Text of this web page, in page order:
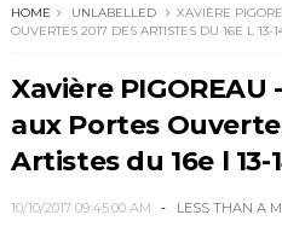
HOME UNLABELLED
XAVIÈRE
OUVERTES 2017 DES ARTISTES DU 16E L 13-
Xavière
aux Portes
Artistes du 16e l 13-
10/10/2017 09:45:00 AM LESS THAN A